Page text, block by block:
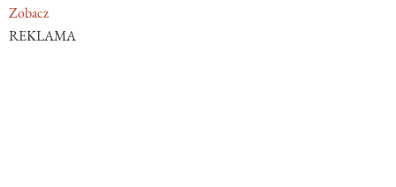
Zobacz
REKLAMA